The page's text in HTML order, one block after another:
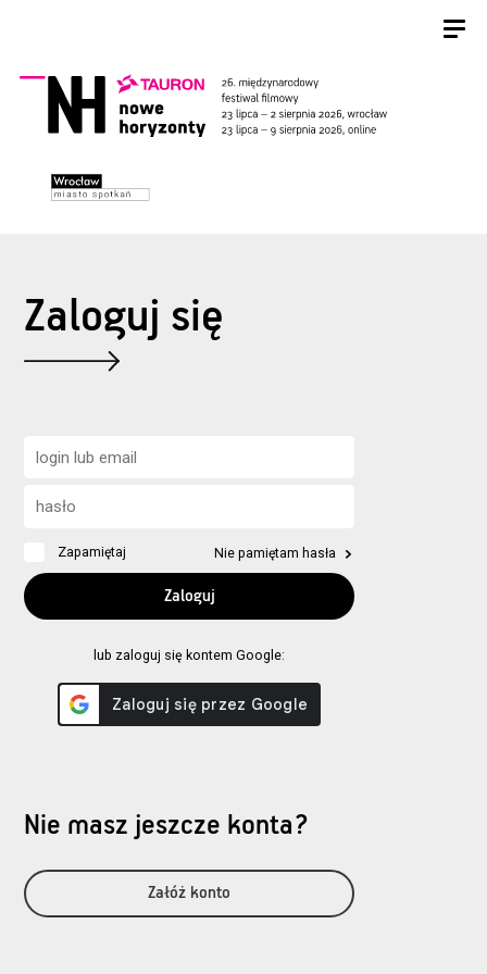
Zaloguj się
Zapamiętaj Nie pamiętam hasła
lub zaloguj się kontem Google:
Nie masz jeszcze konta?
Załóż konto